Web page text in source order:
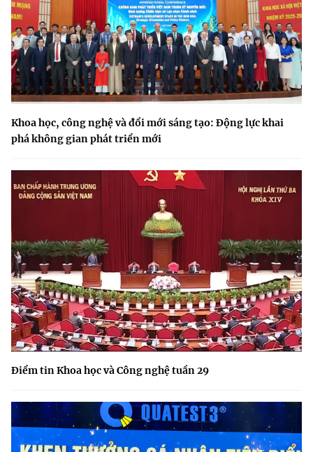
Khoa học, công nghệ và đổi mới sáng tạo: Động lực khai
phá không gian phát triển mới
Điểm tin Khoa học và Công nghệ tuần 29